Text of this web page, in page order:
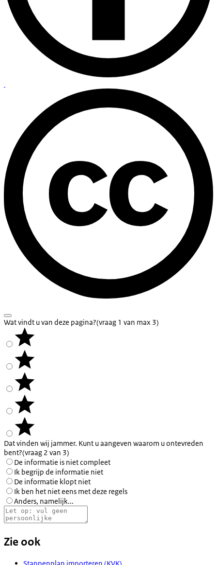
Wat vindt u van deze pagina?(vraag 1 van max 3)
Dat vinden wij jammer. Kunt u aangeven waarom u ontevreden
bent?(vraag 2 van 3)
De informatie is niet compleet
Ik begrijp de informatie niet
De informatie klopt niet
Ik ben het niet eens met deze regels
Anders, namelijk...
Zie ook